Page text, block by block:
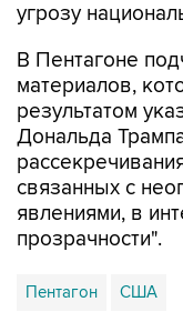
В Пентагоне
результатом
Дональда
связанных с
явлениями, в
прозрачности".
Пентагон США